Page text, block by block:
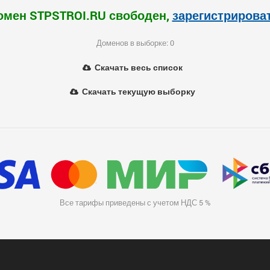
STPSTROI.RU свободен,
Доменов в выборке: 0
Скачать весь список
Скачать текущую выборку
Все тарифы приведены с учетом НДС 5 %